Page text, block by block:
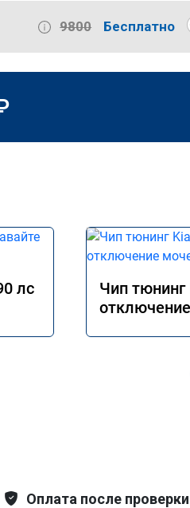
9800 Бесплатно
лс
Чип тюнинг
Оплата после проверки